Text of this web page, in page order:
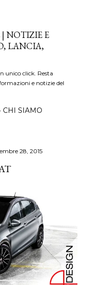
| NOTIZIE E
LANCIA,
unico click. Resta
e notizie del
CHI SIAMO
28, 2015